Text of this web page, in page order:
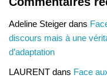
Adeline Steiger dans
discours mais à une
d’adaptation
LAURENT dans Face